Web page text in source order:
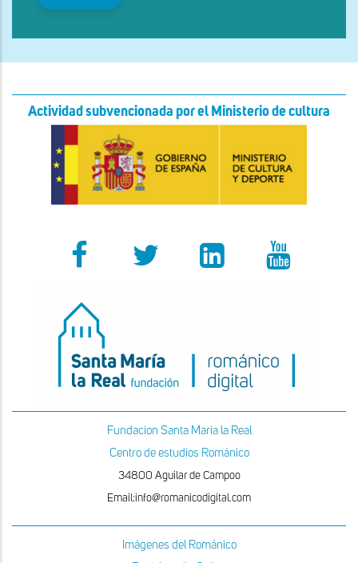
Actividad subvencionada por el Ministerio de cultura
Fundacion Santa Maria la Real
Centro de estudios Románico
34800 Aguilar de Campoo
Email:info@romanicodigital.com
Imágenes del Románico